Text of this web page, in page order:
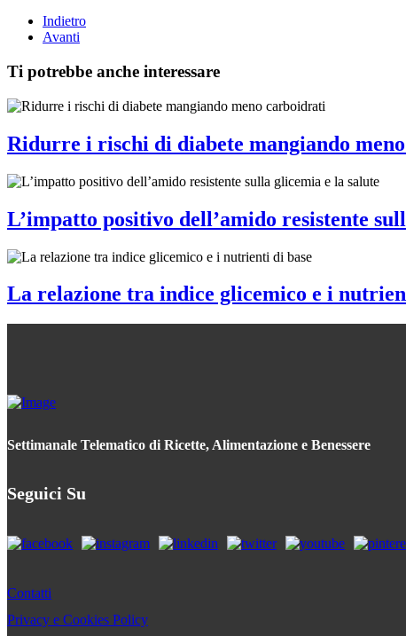
Indietro
Avanti
Ti potrebbe anche interessare
Ridurre i rischi di diabete mangiando
L’impatto positivo dell’amido resistente
La relazione tra indice glicemico e i
Settimanale Telematico di Ricette, Alimentazione e Benessere
Seguici Su
Contatti
Privacy e Cookies Policy